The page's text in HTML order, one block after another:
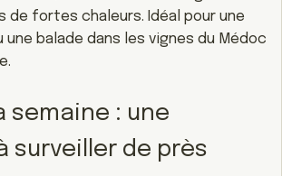
de fortes chaleurs. Idéal pour une
balade dans les vignes du Médoc
semaine : une
surveiller de près